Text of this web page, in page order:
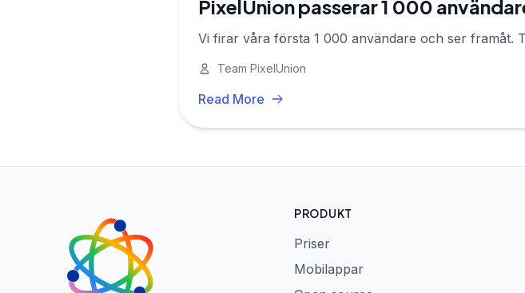
PixelUnion passerar 1 000
Vi firar våra första 1 000 användare och ser framåt.
Team PixelUnion
Read More
PRODUKT
Priser
Mobilappar